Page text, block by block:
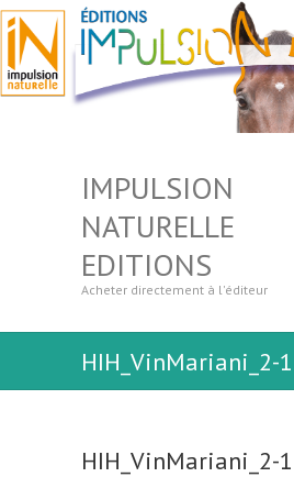
IMPULSION
NATURELLE
EDITIONS
Acheter directement à l'éditeur
HIH_VinMariani_2-1
HIH_VinMariani_2-1